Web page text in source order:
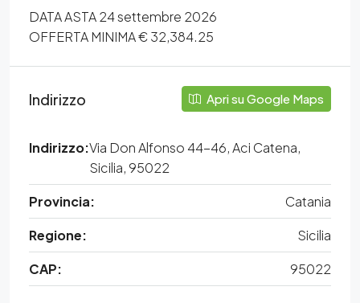
DATA ASTA 24 settembre 2026
OFFERTA MINIMA € 32,384.25
Indirizzo Apri su Google Maps
Indirizzo:Via Don Alfonso 44-46, Aci Catena,
Sicilia, 95022
Provincia:
Catania
Regione:
Sicilia
CAP:
95022